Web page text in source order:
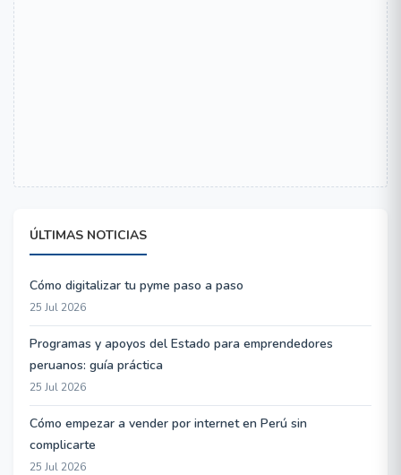
ÚLTIMAS NOTICIAS
Cómo digitalizar tu pyme paso a paso
25 Jul 2026
Programas y apoyos del Estado para emprendedores
peruanos: guía práctica
25 Jul 2026
Cómo empezar a vender por internet en Perú sin
complicarte
25 Jul 2026